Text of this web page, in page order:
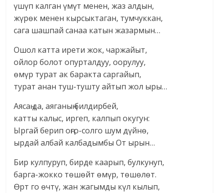
үшүп калган үмүт менен, жаз алдын,
жүрөк менен кырсыктаган, тумчуккан,
сага шашпай санаа катын жазармын…
Ошол катта ирети жок, чаржайыт,
ойлор болот опурталдуу, оорулуу,
өмүр турат ак баракта саргайып,
турат анан туш-тушту айтып жол ыры…
Аясаң да, аяганың билдирбей,
катты калыс, иргеп, калпып окугун:
Ыргай берип оңго-солго шум дүйнө,
ырдай албай калбадымбы От ырын…
Бир кулпуруп, бирде каарып, булкунуп,
барга-жокко төшөйт өмүр, төшөлөт.
Өрт го өчтү, жан жагымды күл кылып,